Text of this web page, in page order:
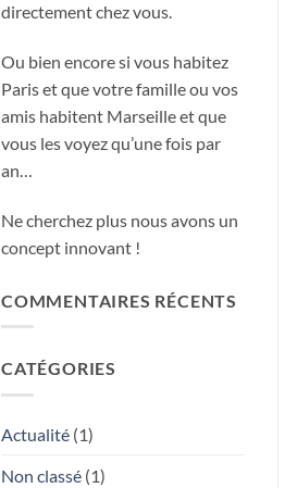
directement chez vous.
Ou bien encore si vous habitez
Paris et que votre famille ou vos
amis habitent Marseille et que
vous les voyez qu’une fois par
an…
Ne cherchez plus nous avons un
concept innovant !
COMMENTAIRES RÉCENTS
CATÉGORIES
Actualité (1)
Non classé (1)